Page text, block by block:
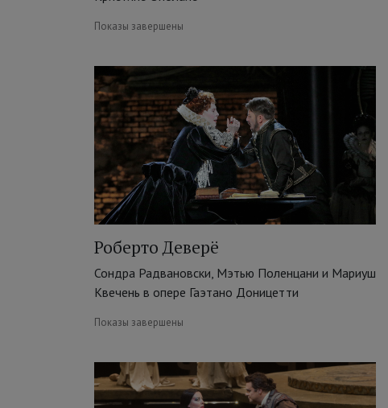
Показы завершены
Роберто Деверё
Сондра Радвановски, Мэтью Поленцани и Мариуш
Квечень в опере Гаэтано Доницетти
Показы завершены